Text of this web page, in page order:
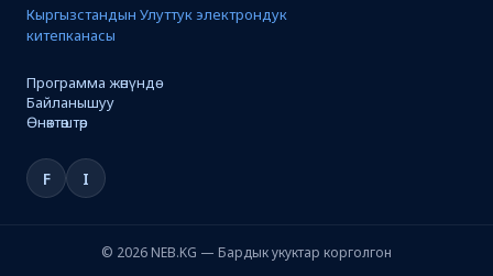
Кыргызстандын Улуттук электрондук
китепканасы
Программа жөнүндө
Байланышуу
Өнөктөштөр
F I
© 2026 NEB.KG — Бардык укуктар корголгон